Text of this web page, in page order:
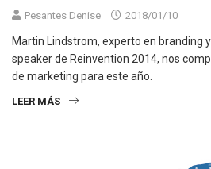
Pesantes Denise 2018/01/10
Martin Lindstrom, experto en branding
speaker de Reinvention 2014, nos
de marketing para este año.
LEER MÁS